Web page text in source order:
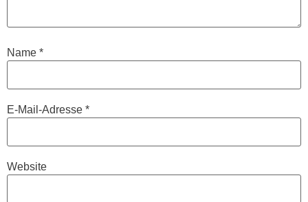
Name *
E-Mail-Adresse *
Website